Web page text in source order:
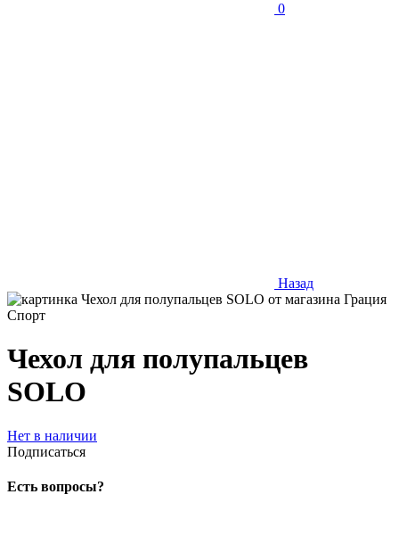
0
Назад
Чехол для полупальцев
SOLO
Нет в наличии
Подписаться
Есть вопросы?